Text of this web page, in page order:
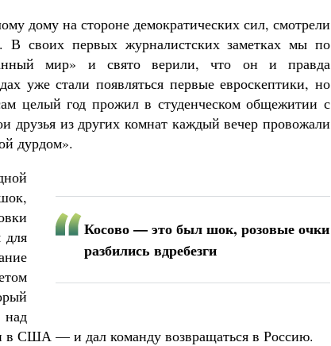
дому на стороне демократических сил, смотрели
своих первых журналистских заметках мы по
мир» и свято верили, что он и правда
уже стали появляться первые евроскептики, но
целый год прожил в студенческом общежитии с
из других комнат каждый вечер провожали
дурдом».
Косово — это был шок, розовые очки
разбились вдребезги
для
в США — и дал команду возвращаться в Россию.